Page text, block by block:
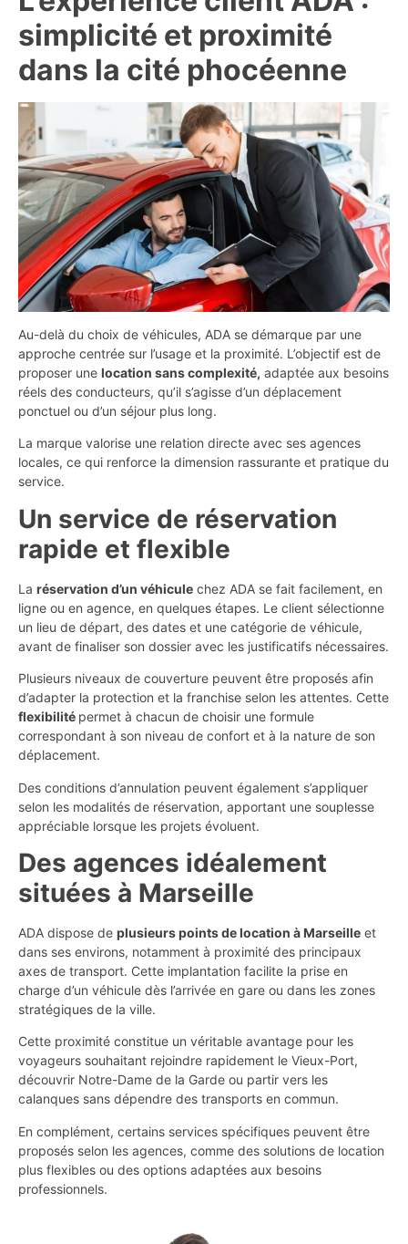
simplicité et proximité
dans la cité phocéenne
Au-delà du choix de véhicules, ADA se démarque par une
approche centrée sur l’usage et la proximité. L’objectif est de
proposer une location sans complexité, adaptée aux besoins
réels des conducteurs, qu’il s’agisse d’un déplacement
ponctuel ou d’un séjour plus long.
La marque valorise une relation directe avec ses agences
locales, ce qui renforce la dimension rassurante et pratique du
service.
Un service de réservation
rapide et flexible
La réservation d’un véhicule chez ADA se fait facilement, en
ligne ou en agence, en quelques étapes. Le client sélectionne
un lieu de départ, des dates et une catégorie de véhicule,
avant de finaliser son dossier avec les justificatifs nécessaires.
Plusieurs niveaux de couverture peuvent être proposés afin
d’adapter la protection et la franchise selon les attentes. Cette
flexibilité permet à chacun de choisir une formule
correspondant à son niveau de confort et à la nature de son
déplacement.
Des conditions d’annulation peuvent également s’appliquer
selon les modalités de réservation, apportant une souplesse
appréciable lorsque les projets évoluent.
Des agences idéalement
situées à Marseille
ADA dispose de plusieurs points de location à Marseille et
dans ses environs, notamment à proximité des principaux
axes de transport. Cette implantation facilite la prise en
charge d’un véhicule dès l’arrivée en gare ou dans les zones
stratégiques de la ville.
Cette proximité constitue un véritable avantage pour les
voyageurs souhaitant rejoindre rapidement le Vieux-Port,
découvrir Notre-Dame de la Garde ou partir vers les
calanques sans dépendre des transports en commun.
En complément, certains services spécifiques peuvent être
proposés selon les agences, comme des solutions de location
plus flexibles ou des options adaptées aux besoins
professionnels.